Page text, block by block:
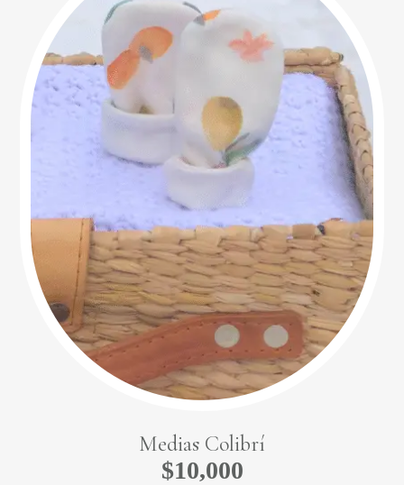
No hay productos
en el carrito.
Medias Colibrí
$10,000